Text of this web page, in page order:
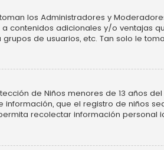
los Administradores y
contenidos adicionales y/o ventajas
de usuarios, etc. Tan solo le
de Niños menores de 13 años
que el registro de niños
recolectar información personal